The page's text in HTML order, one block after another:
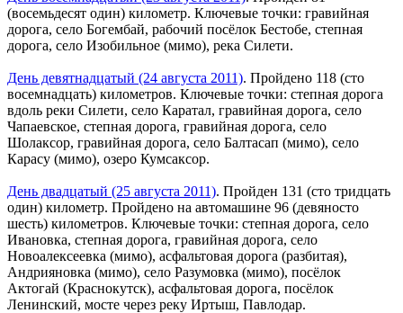
(восемьдесят один) километр. Ключевые точки: гравийная
дорога, село Богембай, рабочий посёлок Бестобе, степная
дорога, село Изобильное (мимо), река Силети.
День девятнадцатый (24 августа 2011). Пройдено 118 (сто
восемнадцать) километров. Ключевые точки: степная дорога
вдоль реки Силети, село Каратал, гравийная дорога, село
Чапаевское, степная дорога, гравийная дорога, село
Шолаксор, гравийная дорога, село Балтасап (мимо), село
Карасу (мимо), озеро Кумсаксор.
День двадцатый (25 августа 2011). Пройден 131 (сто тридцать
один) километр. Пройдено на автомашине 96 (девяносто
шесть) километров. Ключевые точки: степная дорога, село
Ивановка, степная дорога, гравийная дорога, село
Новоалексеевка (мимо), асфальтовая дорога (разбитая),
Андрияновка (мимо), село Разумовка (мимо), посёлок
Актогай (Краснокутск), асфальтовая дорога, посёлок
Ленинский, мосте через реку Иртыш, Павлодар.